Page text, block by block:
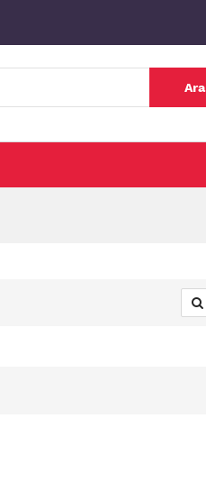
Ara